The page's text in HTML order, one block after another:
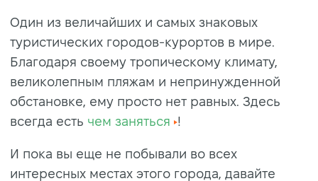
Один из величайших и самых знаковых
туристических городов-курортов в мире.
Благодаря своему тропическому климату,
великолепным пляжам и непринужденной
обстановке, ему просто нет равных. Здесь
всегда есть чем заняться !
И пока вы еще не побывали во всех
интересных местах этого города, давайте